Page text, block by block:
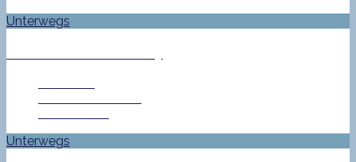
Unterwegs
Unterwegs